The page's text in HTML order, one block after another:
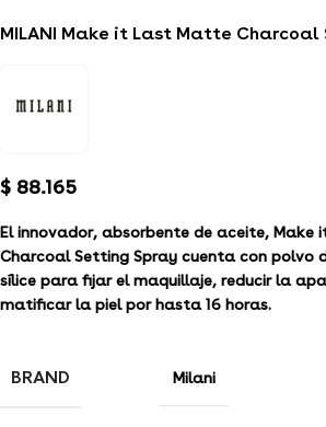
MILANI Make it Last Matte
$ 88.165
El innovador, absorbente de aceite, Make
Charcoal Setting Spray cuenta con polvo
sílice para fijar el maquillaje, reducir la
matificar la piel por hasta 16 horas.
BRAND Milani